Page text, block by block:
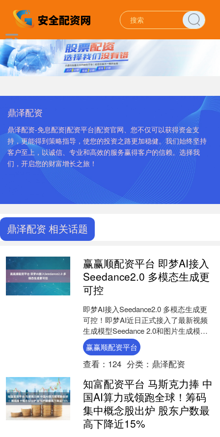
鼎泽配资
鼎泽配资-免息配资|配资平台|配资官网、您不仅可以获得资金支
持，更能得到策略指导，使您的投资之路更加稳健。我们始终坚持
客户至上，以诚信、专业和高效的服务赢得客户的信赖。选择我
们，开启您的财富增长之旅！
鼎泽配资 相关话题
赢赢顺配资平台 即梦AI接入
Seedance2.0 多模态生成更
可控
即梦AI接入Seedance2.0 多模态生成更
可控！即梦AI近日正式接入了最新视频
生成模型Seedance 2.0和图片生成模型
Seedream 5.0 Li....
赢赢顺配资平台
查看： 124 分类： 鼎泽配资
知富配资平台 马斯克力捧 中
国AI算力或领跑全球！筹码
集中概念股出炉 股东户数最
高下降近15%